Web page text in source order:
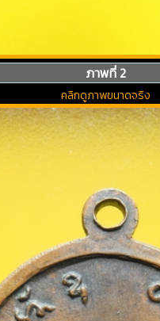
ภาพที่ 2
คลิกดูภาพขนาดจริง